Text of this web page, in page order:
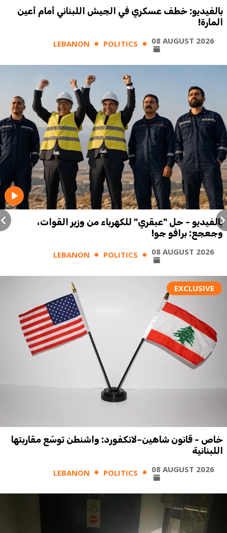
بالفيديو: خطف عسكري في الجيش اللبناني أمام أعين
المارة!
LEBANON POLITICS 08 AUGUST 2026
بالفيديو - حل "عبقري" للكهرباء من وزير القوات،
وجعجع: برافو جو!
LEBANON POLITICS 08 AUGUST 2026
EXCLUSIVE
خاص - قانون شاهين–لانكفورد: واشنطن توسّع مقاربتها
اللبنانية
LEBANON POLITICS 08 AUGUST 2026